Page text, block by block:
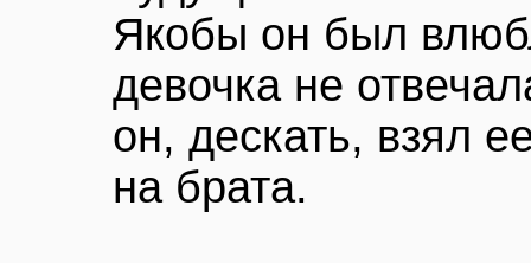
Якобы он был
девочка не
он, дескать, взял
на брата.